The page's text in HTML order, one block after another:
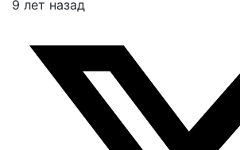
9 лет назад